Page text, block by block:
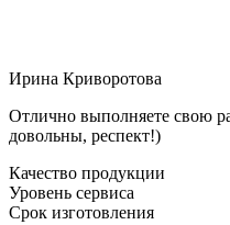
Ирина Криворотова
Отлично выполняете свою
довольны, респект!)
Качество продукции
Уровень сервиса
Срок изготовления